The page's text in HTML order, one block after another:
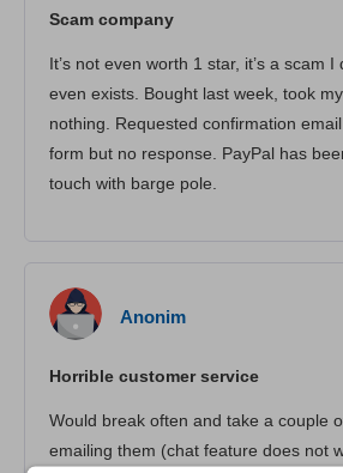
Asistență pentru
Scam company
It’s not even worth 1 star, it’s a scam
even exists. Bought last week, took
nothing. Requested confirmation
form but no response. PayPal has
touch with barge pole.
Anonim
Horrible customer service
Would break often and take a couple
emailing them (chat feature does not